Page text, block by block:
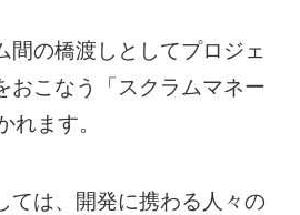
間の橋渡しとしてプロジェ
おこなう「スクラムマネー
れます。
ては、開発に携わる人々の